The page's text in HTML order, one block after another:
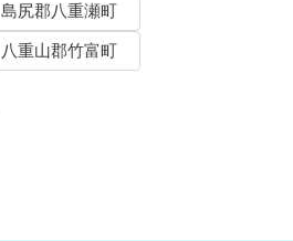
島尻郡八重瀬町
八重山郡竹富町